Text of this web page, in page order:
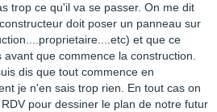
trop ce qu'il va se passer. On me dit
doit poser un panneau sur
et que ce
que commence la construction.
dis que tout commence en
je n'en sais trop rien. En tout cas on
pour dessiner le plan de notre futur